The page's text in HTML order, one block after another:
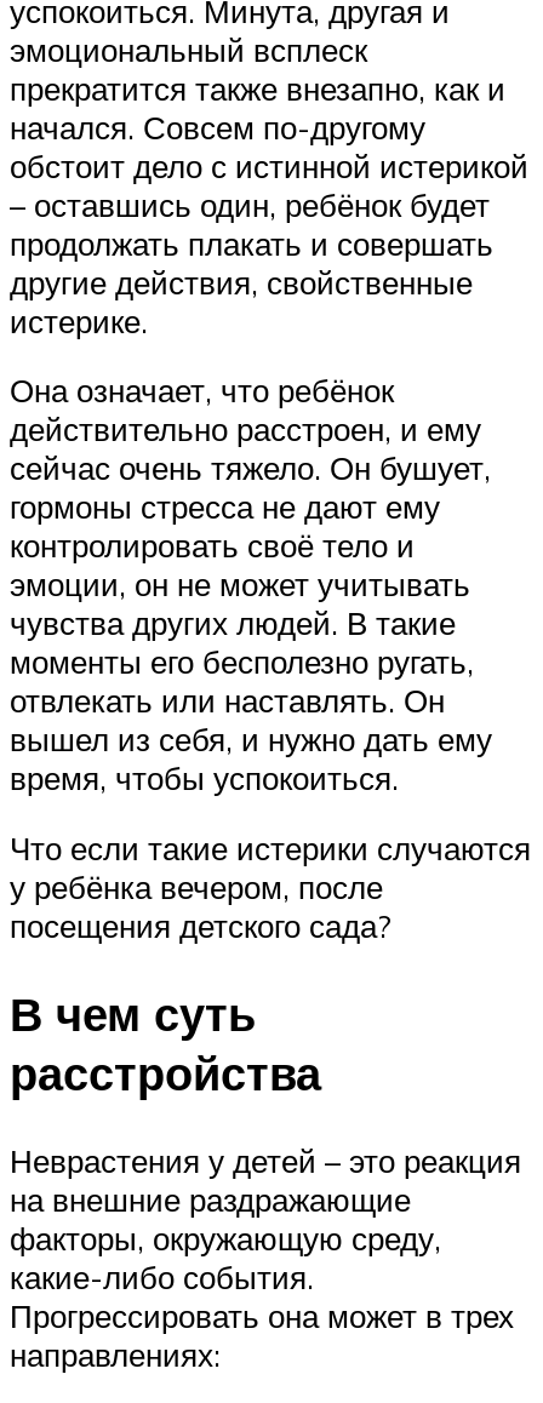
успокоиться. Минута, другая и
эмоциональный всплеск
прекратится также внезапно, как и
начался. Совсем по-другому
обстоит дело с истинной истерикой
– оставшись один, ребёнок будет
продолжать плакать и совершать
другие действия, свойственные
истерике.
Она означает, что ребёнок
действительно расстроен, и ему
сейчас очень тяжело. Он бушует,
гормоны стресса не дают ему
контролировать своё тело и
эмоции, он не может учитывать
чувства других людей. В такие
моменты его бесполезно ругать,
отвлекать или наставлять. Он
вышел из себя, и нужно дать ему
время, чтобы успокоиться.
Что если такие истерики случаются
у ребёнка вечером, после
посещения детского сада?
В чем суть
расстройства
Неврастения у детей – это реакция
на внешние раздражающие
факторы, окружающую среду,
какие-либо события.
Прогрессировать она может в трех
направлениях: